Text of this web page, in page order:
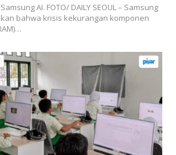
AI. FOTO/ DAILY SEOUL – Samsung
bahwa krisis kekurangan komponen